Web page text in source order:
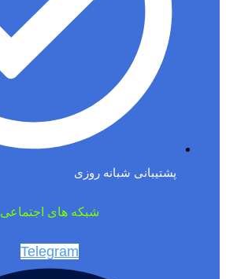
پشتیبانی شبانه روزی
شبکه های اجتماعی
Telegram